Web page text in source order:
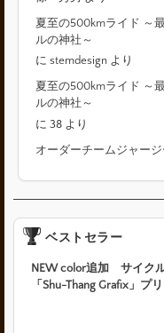
夏至の500kmライド ～
ルの神社～
にstemdesign より
夏至の500kmライド ～
ルの神社～
に38 より
オーダーチームジャージ
ベストセラー
NEW color追加 サイク
「Shu-Thang Grafix」プ